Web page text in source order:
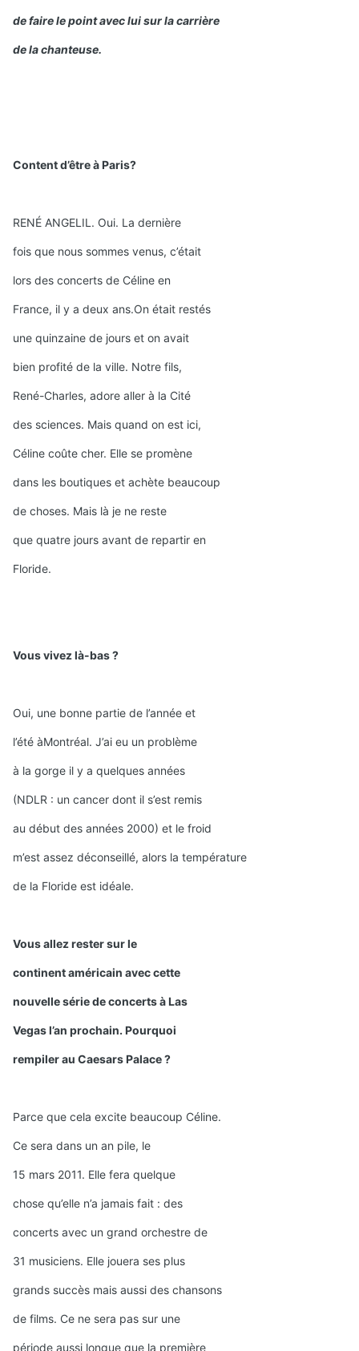
de faire le point avec lui sur la carrière
de la chanteuse.
Content d’être à Paris?
RENÉ ANGELIL. Oui. La dernière
fois que nous sommes venus, c’était
lors des concerts de Céline en
France, il y a deux ans.On était restés
une quinzaine de jours et on avait
bien profité de la ville. Notre fils,
René-Charles, adore aller à la Cité
des sciences. Mais quand on est ici,
Céline coûte cher. Elle se promène
dans les boutiques et achète beaucoup
de choses. Mais là je ne reste
que quatre jours avant de repartir en
Floride.
Vous vivez là-bas ?
Oui, une bonne partie de l’année et
l’été àMontréal. J’ai eu un problème
à la gorge il y a quelques années
(NDLR : un cancer dont il s’est remis
au début des années 2000) et le froid
m’est assez déconseillé, alors la température
de la Floride est idéale.
Vous allez rester sur le
continent américain avec cette
nouvelle série de concerts à Las
Vegas l’an prochain. Pourquoi
rempiler au Caesars Palace ?
Parce que cela excite beaucoup Céline.
Ce sera dans un an pile, le
15 mars 2011. Elle fera quelque
chose qu’elle n’a jamais fait : des
concerts avec un grand orchestre de
31 musiciens. Elle jouera ses plus
grands succès mais aussi des chansons
de films. Ce ne sera pas sur une
période aussi longue que la première